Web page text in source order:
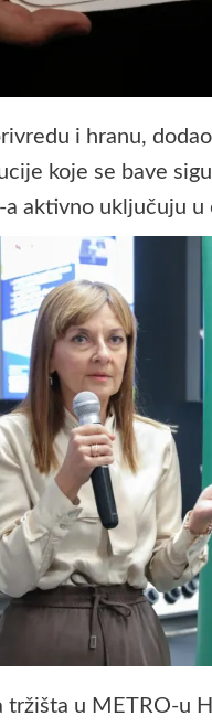
i hranu,
koje se bave
aktivno uključuju u
u METRO-u